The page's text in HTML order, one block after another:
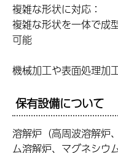
複雑な形状に対応：
複雑な形状を一体で成
可能
機械加工や表面処理加
保有設備について
溶解炉（高周波溶解炉
ム溶解炉、マグネシウ